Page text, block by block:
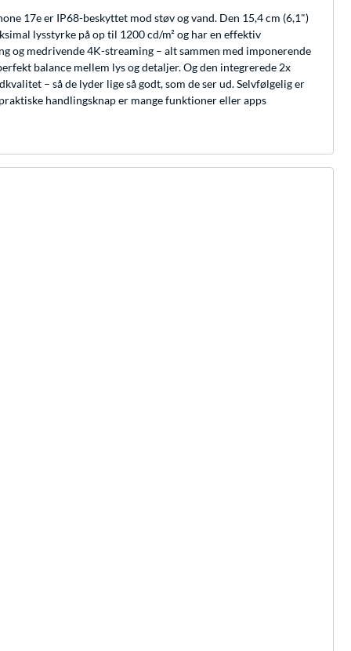
17e er IP68-beskyttet mod støv og vand. Den 15,4 cm (6,1")
lysstyrke på op til 1200 cd/m² og har en effektiv
og medrivende 4K-streaming – alt sammen med imponerende
balance mellem lys og detaljer. Og den integrerede 2x
– så de lyder lige så godt, som de ser ud. Selvfølgelig er
handlingsknap er mange funktioner eller apps